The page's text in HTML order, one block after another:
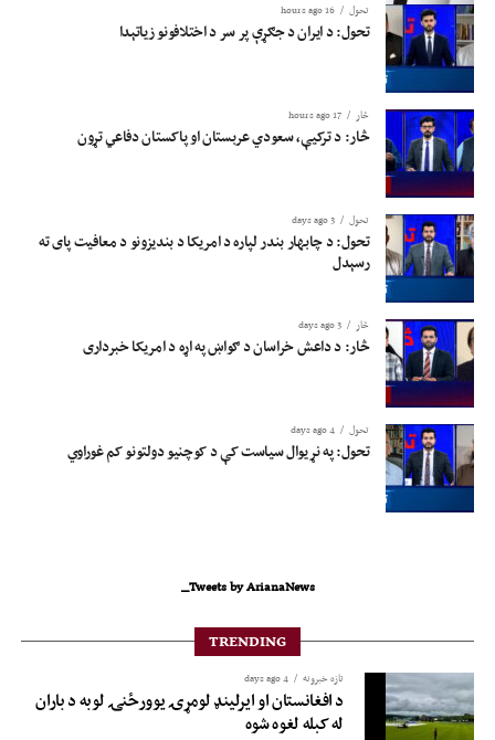
تحول 16 hours ago
تحول: د ایران د جګړې پر سر د اختلافونو زیاتېدا
څار 17 hours ago
څار: د ترکیې، سعودي عربستان او پاکستان دفاعي تړون
تحول 3 days ago
تحول: د چابهار بندر لپاره د امریکا د بندیزونو د معافیت پای ته
رسېدل
څار 3 days ago
څار: د داعش خراسان د ګواښ په اړه د امریکا خبرداری
تحول 4 days ago
تحول: په نړیوال سیاست کې د کوچنیو دولتونو کم غوراوي
Tweets by ArianaNews_
TRENDING
تازه خبرونه 4 days ago
د افغانستان او ایرلینډ لومړۍ یوورځنۍ لوبه د باران
له کبله لغوه شوه